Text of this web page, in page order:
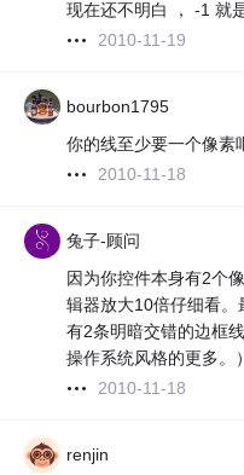
现在还不明白 ， -1 就
2010-11-19
bourbon1795
你的线至少要一个像素
2010-11-18
兔子-顾问
因为你控件本身有2个
辑器放大10倍仔细看
有2条明暗交错的边框
操作系统风格的更多。）
2010-11-18
renjin